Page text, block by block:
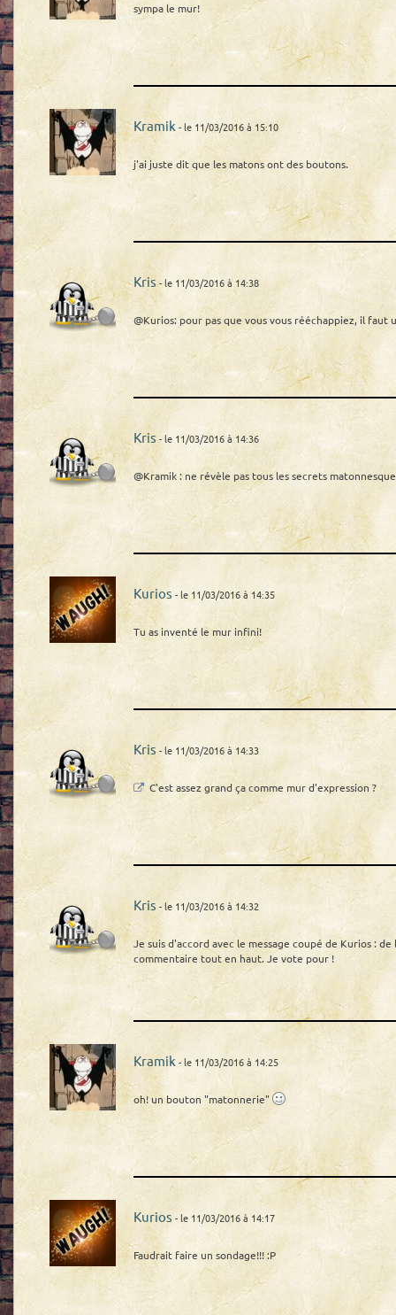
sympa le mur!
Kramik - le 11/03/2016 à 15:10
j'ai juste dit que les matons ont des boutons.
Kris- le 11/03/2016 à 14:38
@Kurios: pour pas que vous vous rééchappiez, il faut
Kris - le 11/03/2016 à 14:36
@Kramik : ne révèle pas tous les secrets
Kurios - le 11/03/2016 à 14:35
Tu as inventé le mur infini!
Kris - le 11/03/2016 à 14:33
C'est assez grand ça comme mur d'expression ?
Kris - le 11/03/2016 à 14:32
Je suis d'accord avec le message coupé de Kurios :
commentaire tout en haut. Je vote pour !
Kramik - le 11/03/2016 à 14:25
oh! un bouton "matonnerie"
Kurios - le 11/03/2016 à 14:17
Faudrait faire un sondage!!! :P